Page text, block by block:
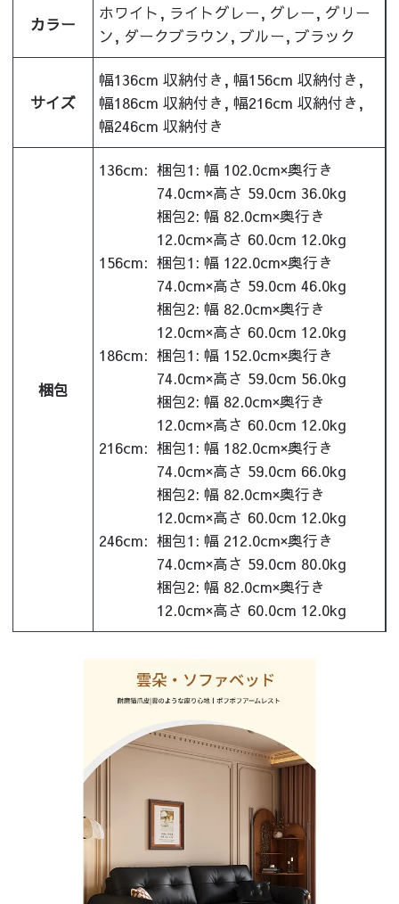
カラー
ホワイト, ライトグレー, グレー, グリー
ン, ダークブラウン, ブルー, ブラック
サイズ
幅136cm 収納付き, 幅156cm 収納付き,
幅186cm 収納付き, 幅216cm 収納付き,
幅246cm 収納付き
梱包
136cm: 梱包1: 幅 102.0cm×奥行き
74.0cm×高さ 59.0cm 36.0kg
梱包2: 幅 82.0cm×奥行き
12.0cm×高さ 60.0cm 12.0kg
156cm: 梱包1: 幅 122.0cm×奥行き
74.0cm×高さ 59.0cm 46.0kg
梱包2: 幅 82.0cm×奥行き
12.0cm×高さ 60.0cm 12.0kg
186cm: 梱包1: 幅 152.0cm×奥行き
74.0cm×高さ 59.0cm 56.0kg
梱包2: 幅 82.0cm×奥行き
12.0cm×高さ 60.0cm 12.0kg
216cm: 梱包1: 幅 182.0cm×奥行き
74.0cm×高さ 59.0cm 66.0kg
梱包2: 幅 82.0cm×奥行き
12.0cm×高さ 60.0cm 12.0kg
246cm: 梱包1: 幅 212.0cm×奥行き
74.0cm×高さ 59.0cm 80.0kg
梱包2: 幅 82.0cm×奥行き
12.0cm×高さ 60.0cm 12.0kg